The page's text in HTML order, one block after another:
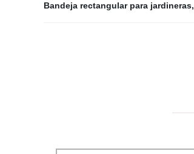
Bandeja rectangular para jardineras,